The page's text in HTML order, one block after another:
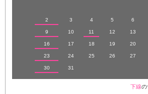
2 3 4 5 6
9 10 11 12 13
16 17 18 19 20
23 24 25 26 27
30 31
下線の